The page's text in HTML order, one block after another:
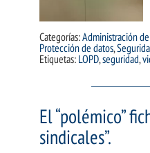
Categorías:Administración
Protección de datos,
Etiquetas: LOPD,seguridad,
El “polémico”
sindicales”.